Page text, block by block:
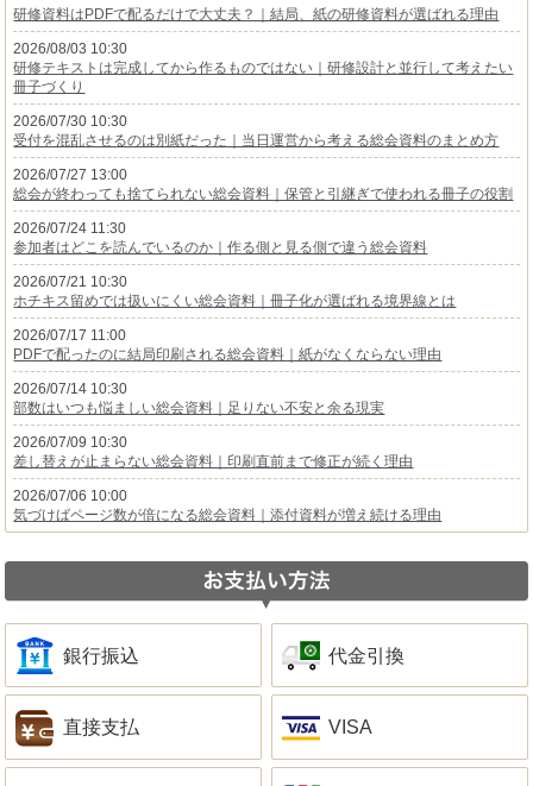
研修資料はPDFで配るだけで大丈夫？｜結局、紙の研修資料が選ばれる理由
2026/08/03 10:30
研修テキストは完成してから作るものではない｜研修設計と並行して考えたい
冊子づくり
2026/07/30 10:30
受付を混乱させるのは別紙だった｜当日運営から考える総会資料のまとめ方
2026/07/27 13:00
総会が終わっても捨てられない総会資料｜保管と引継ぎで使われる冊子の役割
2026/07/24 11:30
参加者はどこを読んでいるのか｜作る側と見る側で違う総会資料
2026/07/21 10:30
ホチキス留めでは扱いにくい総会資料｜冊子化が選ばれる境界線とは
2026/07/17 11:00
PDFで配ったのに結局印刷される総会資料｜紙がなくならない理由
2026/07/14 10:30
部数はいつも悩ましい総会資料｜足りない不安と余る現実
2026/07/09 10:30
差し替えが止まらない総会資料｜印刷直前まで修正が続く理由
2026/07/06 10:00
気づけばページ数が倍になる総会資料｜添付資料が増え続ける理由
銀行振込 代金引換
直接支払 VISA